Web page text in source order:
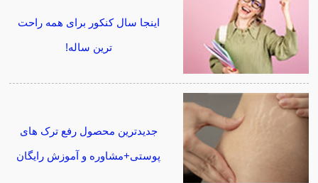
اینجا سال کنکور برای همه راحت
ترین ساله!
جدیدترین محصول رفع ترک های
پوستی+مشاوره و آموزش رایگان